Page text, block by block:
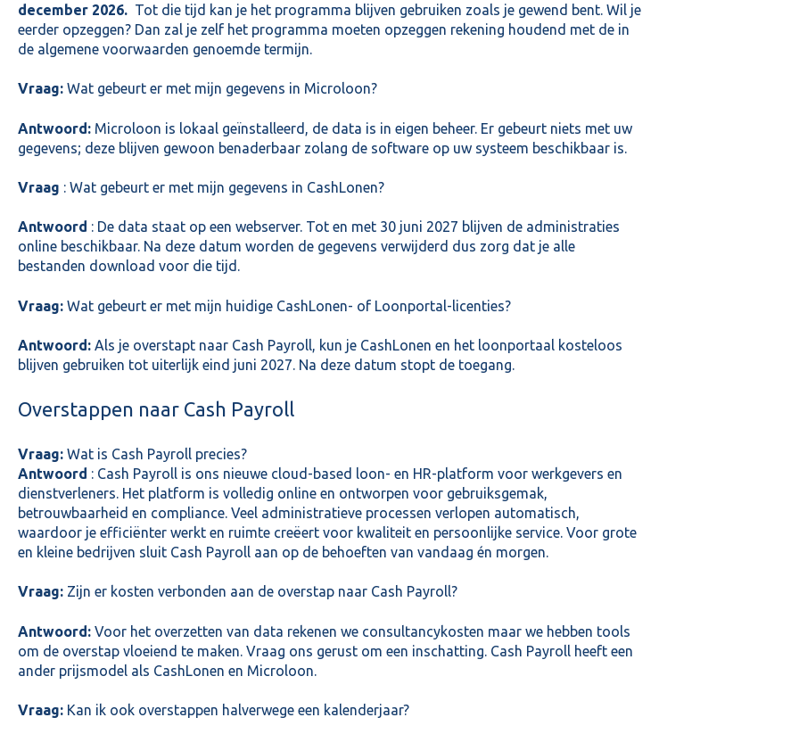
december 2026. Tot die tijd kan je het programma blijven gebruiken zoals je gewend bent. Wil je
eerder opzeggen? Dan zal je zelf het programma moeten opzeggen rekening houdend met de in
de algemene voorwaarden genoemde termijn.
Vraag:Wat gebeurt er met mijn gegevens in Microloon?
Antwoord:Microloon is lokaal geïnstalleerd, de data is in eigen beheer. Er gebeurt niets met uw
gegevens; deze blijven gewoon benaderbaar zolang de software op uw systeem beschikbaar is.
Vraag : Wat gebeurt er met mijn gegevens in CashLonen?
Antwoord : De data staat op een webserver. Tot en met 30 juni 2027 blijven de administraties
online beschikbaar. Na deze datum worden de gegevens verwijderd dus zorg dat je alle
bestanden download voor die tijd.
Vraag:Wat gebeurt er met mijn huidige CashLonen- of Loonportal-licenties?
Antwoord:Als je overstapt naar Cash Payroll, kun je CashLonen en het loonportaal kosteloos
blijven gebruiken tot uiterlijk eind juni 2027. Na deze datum stopt de toegang.
Overstappen naar Cash Payroll
Vraag: Wat is Cash Payroll precies?
Antwoord : Cash Payroll is ons nieuwe cloud-based loon- en HR-platform voor werkgevers en
dienstverleners. Het platform is volledig online en ontworpen voor gebruiksgemak,
betrouwbaarheid en compliance. Veel administratieve processen verlopen automatisch,
waardoor je efficiënter werkt en ruimte creëert voor kwaliteit en persoonlijke service. Voor grote
en kleine bedrijven sluit Cash Payroll aan op de behoeften van vandaag én morgen.
Vraag:Zijn er kosten verbonden aan de overstap naar Cash Payroll?
Antwoord: Voor het overzetten van data rekenen we consultancykosten maar we hebben tools
om de overstap vloeiend te maken. Vraag ons gerust om een inschatting. Cash Payroll heeft een
ander prijsmodel als CashLonen en Microloon.
Vraag:Kan ik ook overstappen halverwege een kalenderjaar?